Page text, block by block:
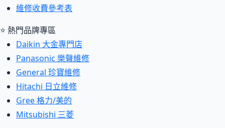
維修收費參考表
⭐ 熱門品牌專區
Daikin 大金專門店
Panasonic 樂聲維修
General 珍寶維修
Hitachi 日立維修
Gree 格力/美的
Mitsubishi 三菱